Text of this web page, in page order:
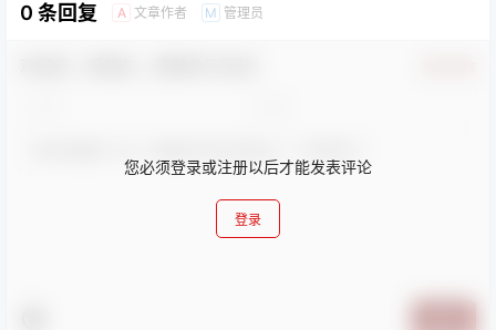
0 条回复 A 文章作者 M 管理员
您必须登录或注册以后才能发表评论
登录